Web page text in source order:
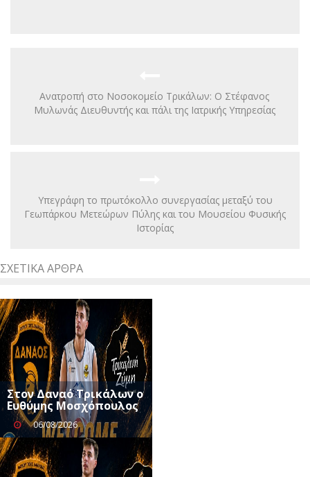
Ανατροπή στο Νοσοκομείο Τρικάλων: Ο Στέφανος
Μυλωνάς Διευθυντής και πάλι της Ιατρικής Υπηρεσίας
Yπεγράφη το πρωτόκολλο συνεργασίας μεταξύ του
Γεωπάρκου Μετεώρων Πύλης και του Μουσείου Φυσικής
Ιστορίας
ΣΧΕΤΙΚΆ ΆΡΘΡΑ
Στον Δαναό Τρικάλων ο
Ευθύμης Μοσχόπουλος
06/08/2026